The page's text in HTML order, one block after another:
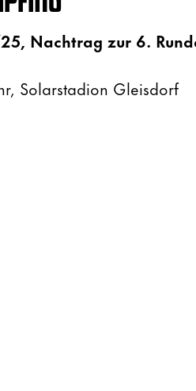
Nachtrag zur 6.
Solarstadion Gleisdorf